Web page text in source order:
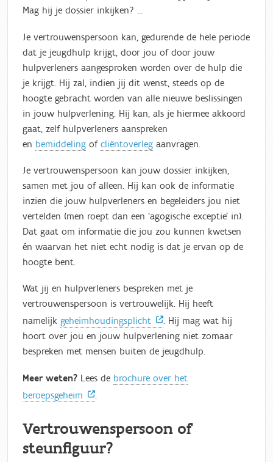
Mag hij je dossier inkijken? ...
Je vertrouwenspersoon kan, gedurende de hele periode
dat je jeugdhulp krijgt, door jou of door jouw
hulpverleners aangesproken worden over de hulp die
je krijgt. Hij zal, indien jij dit wenst, steeds op de
hoogte gebracht worden van alle nieuwe beslissingen
in jouw hulpverlening. Hij kan, als je hiermee akkoord
gaat, zelf hulpverleners aanspreken
en bemiddeling of cliëntoverleg aanvragen.
Je vertrouwenspersoon kan jouw dossier inkijken,
samen met jou of alleen. Hij kan ook de informatie
inzien die jouw hulpverleners en begeleiders jou niet
vertelden (men roept dan een ‘agogische exceptie’ in).
Dat gaat om informatie die jou zou kunnen kwetsen
én waarvan het niet echt nodig is dat je ervan op de
hoogte bent.
Wat jij en hulpverleners bespreken met je
vertrouwenspersoon is vertrouwelijk. Hij heeft
namelijk geheimhoudingsplicht
. Hij mag wat hij
hoort over jou en jouw hulpverlening niet zomaar
bespreken met mensen buiten de jeugdhulp.
Meer weten? Lees de brochure over het
beroepsgeheim
.
Vertrouwenspersoon of
steunfiguur?